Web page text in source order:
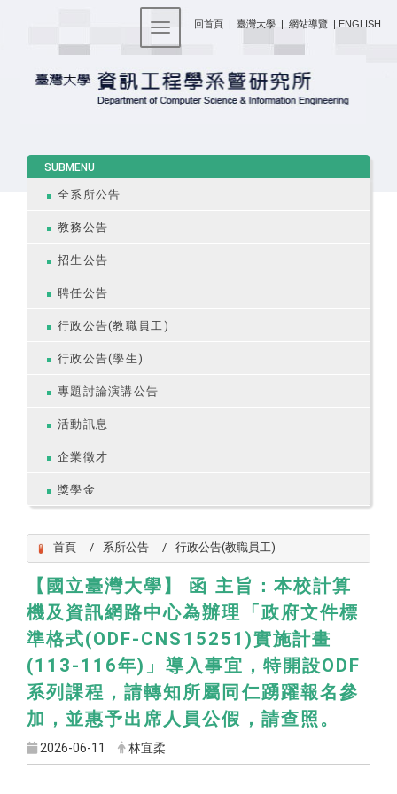
回首頁 | 臺灣大學 | 網站導覽 | ENGLISH
Toggle navigation
SUBMENU
全系所公告
教務公告
招生公告
聘任公告
行政公告(教職員工)
行政公告(學生)
專題討論演講公告
活動訊息
企業徵才
獎學金
首頁 系所公告 行政公告(教職員工)
【國立臺灣大學】 函 主旨：本校計算
機及資訊網路中心為辦理「政府文件標
準格式(ODF-CNS15251)實施計畫
(113-116年)」導入事宜，特開設ODF
系列課程，請轉知所屬同仁踴躍報名參
加，並惠予出席人員公假，請查照。
2026-06-11 林宜柔